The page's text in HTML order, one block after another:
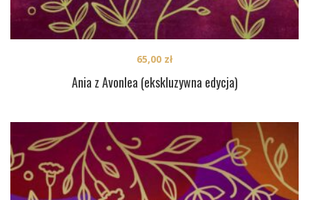
Ania z Avonlea (ekskluzywna edycja)
65,00 zł